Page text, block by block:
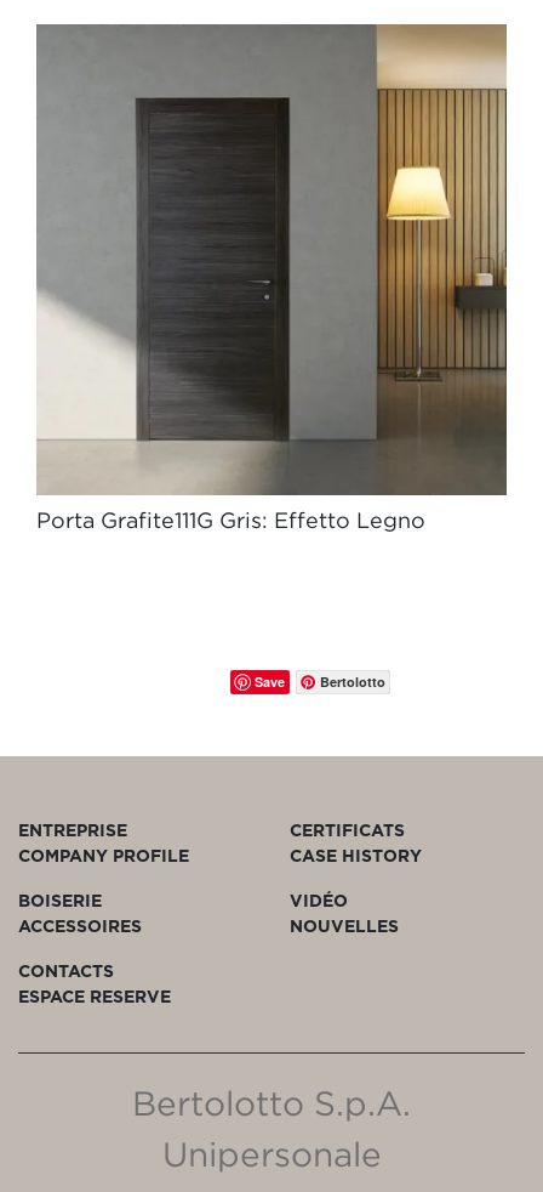
Porta Grafite111G Gris: Effetto Legno
Save Bertolotto
ENTREPRISE
COMPANY PROFILE
CERTIFICATS
CASE HISTORY
BOISERIE
ACCESSOIRES
VIDÉO
NOUVELLES
CONTACTS
ESPACE RESERVE
Bertolotto S.p.A.
Unipersonale